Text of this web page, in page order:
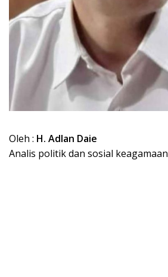
Oleh : H. Adlan Daie
Analis politik dan sosial keagamaan